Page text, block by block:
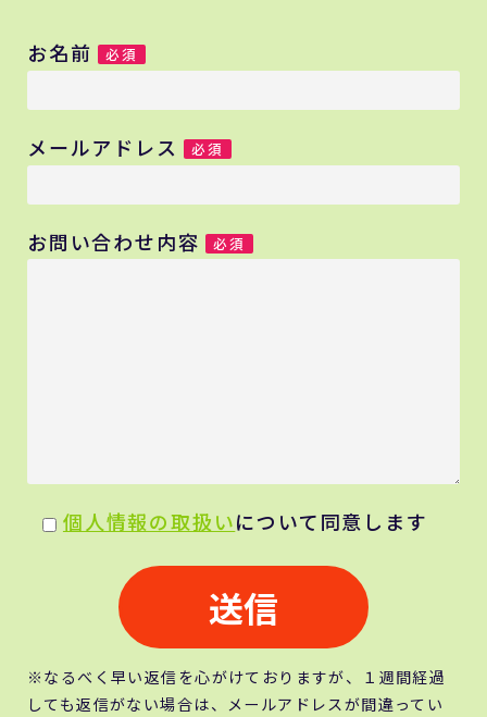
お名前 必須
メールアドレス 必須
お問い合わせ内容 必須
個人情報の取扱いについて同意します
※なるべく早い返信を心がけておりますが、１週間経過
しても返信がない場合は、メールアドレスが間違ってい